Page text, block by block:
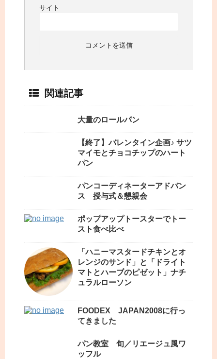
サイト
関連記事
大量のロールパン
【終了】バレンタイン企画♪ サツ
マイモとチョコチップのハート
パン
パンコーディネーターアドバン
ス 授与式＆懇親会
ポップアップトースターでトー
スト食べ比べ
「ハニーマスタードチキンとオ
レンジのサンド」と「ドライト
マトとハーブのピゼット」ナチ
ュラルローソン
FOODEX JAPAN2008に行っ
てきました
パン教室 旬／リエージュ風ワ
ッフル